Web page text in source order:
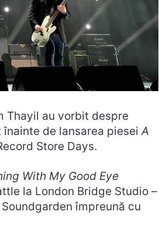
Thayil au vorbit despre
înainte de lansarea pieseiA
Store Days.
With My Good Eye
la London Bridge Studio –
împreună cu